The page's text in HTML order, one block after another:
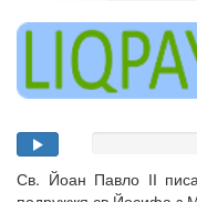
Св. Йоан Павло ІІ